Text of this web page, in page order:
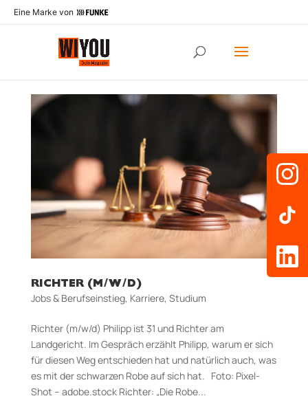
Eine Marke von
RICHTER (M/W/D)
Jobs & Berufseinstieg, Karriere, Studium
Richter (m/w/d) Philipp ist 31 und Richter am
Landgericht. Im Gespräch erzählt Philipp, warum er sich
für diesen Weg entschieden hat und natürlich auch, was
es mit der schwarzen Robe auf sich hat. Foto: Pixel-
Shot – adobe.stock Richter: „Die Robe...